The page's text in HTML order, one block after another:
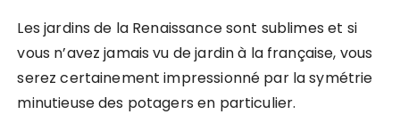
Les jardins de la Renaissance sont sublimes et si
vous n’avez jamais vu de jardin à la française, vous
serez certainement impressionné par la symétrie
minutieuse des potagers en particulier.